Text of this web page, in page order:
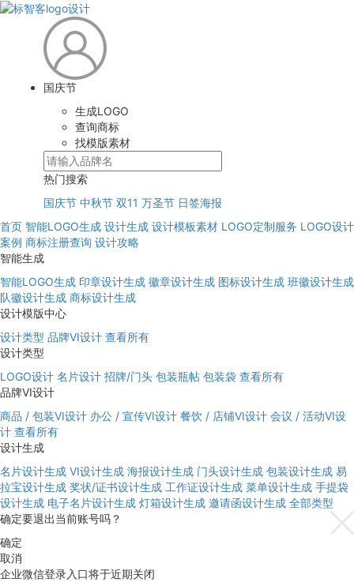
国庆节
生成LOGO
查询商标
找模版素材
热门搜索
国庆节 中秋节 双11 万圣节 日签海报
首页 智能LOGO生成 设计生成 设计模板素材 LOGO定制服务 LOGO设计
案例 商标注册查询 设计攻略
智能生成
智能LOGO生成 印章设计生成 徽章设计生成 图标设计生成 班徽设计生成
队徽设计生成 商标设计生成
设计模版中心
设计类型 品牌VI设计 查看所有
设计类型
LOGO设计 名片设计 招牌/门头 包装瓶帖 包装袋 查看所有
品牌VI设计
商品 / 包装VI设计 办公 / 宣传VI设计 餐饮 / 店铺VI设计 会议 / 活动VI设
计 查看所有
设计生成
名片设计生成 VI设计生成 海报设计生成 门头设计生成 包装设计生成 易
拉宝设计生成 奖状/证书设计生成 工作证设计生成 菜单设计生成 手提袋
设计生成 电子名片设计生成 灯箱设计生成 邀请函设计生成 全部类型
确定要退出当前账号吗？
确定
取消
企业微信登录入口将于近期关闭